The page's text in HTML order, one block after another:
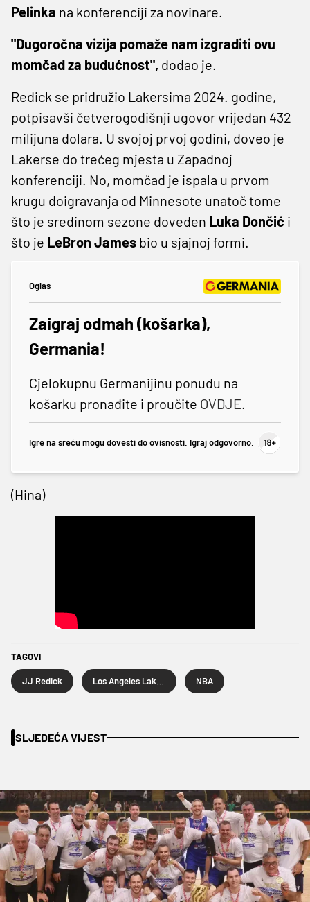
Pelinka na konferenciji za novinare.
"Dugoročna vizija pomaže nam izgraditi ovu
momčad za budućnost", dodao je.
Redick se pridružio Lakersima 2024. godine,
potpisavši četverogodišnji ugovor vrijedan 432
milijuna dolara. U svojoj prvoj godini, doveo je
Lakerse do trećeg mjesta u Zapadnoj
konferenciji. No, momčad je ispala u prvom
krugu doigravanja od Minnesote unatoč tome
što je sredinom sezone doveden Luka Dončić i
što je LeBron James bio u sjajnoj formi.
Oglas
Zaigraj odmah (košarka),
Germania!
Cjelokupnu Germanijinu ponudu na
košarku pronađite i proučite OVDJE.
Igre na sreću mogu dovesti do ovisnosti. Igraj odgovorno.
(Hina)
TAGOVI
JJ Redick NBA
SLJEDEĆA VIJEST